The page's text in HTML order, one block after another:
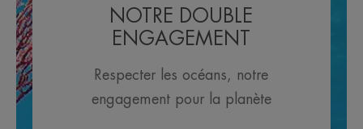
NOTRE DOUBLE
ENGAGEMENT
Respecter les océans, notre
engagement pour la planète